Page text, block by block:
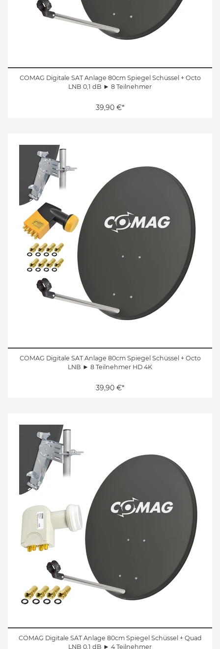
COMAG Digitale SAT Anlage 80cm Spiegel Schüssel + Octo
LNB 0,1 dB ► 8 Teilnehmer
39,90 €*
COMAG Digitale SAT Anlage 80cm Spiegel Schüssel + Octo
LNB ► 8 Teilnehmer HD 4K
39,90 €*
COMAG Digitale SAT Anlage 80cm Spiegel Schüssel + Quad
LNB 0,1 dB ► 4 Teilnehmer